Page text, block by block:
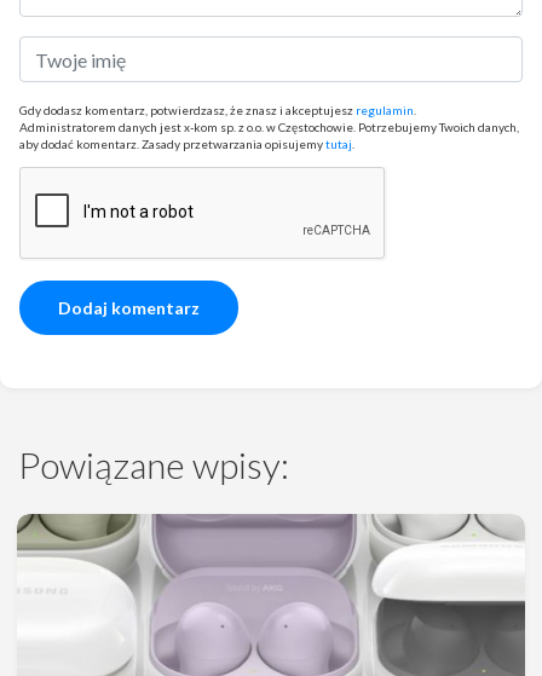
Gdy dodasz komentarz, potwierdzasz, że znasz i akceptujesz regulamin
Administratorem danych jest x-kom sp. z o.o. w Częstochowie. Potrzebujemy Twoich danych,
aby dodać komentarz. Zasady przetwarzania opisujemytutaj
Powiązane wpisy: